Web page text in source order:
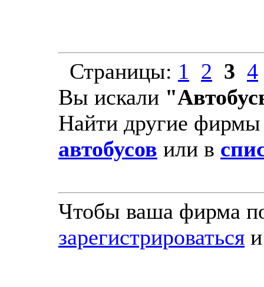
Страницы: 1 2 3 4
Вы искали
Найти другие
автобусов или в
Чтобы ваша фирма
зарегистрироваться